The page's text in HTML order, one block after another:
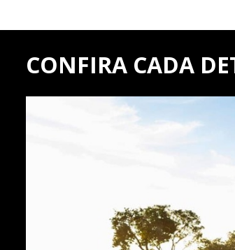
CONFIRA CADA